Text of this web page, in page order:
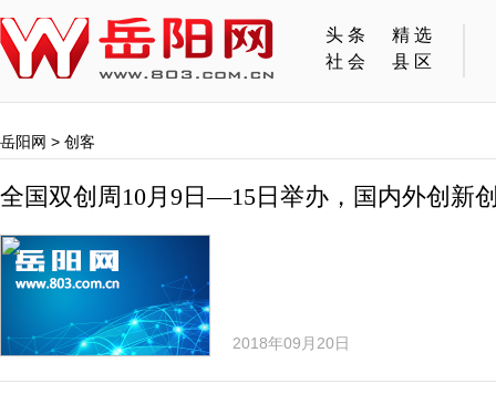
头条
精选
社会
县区
岳阳网 > 创客
全国双创周10月9日—15日举办，国内外创新
2018年09月20日